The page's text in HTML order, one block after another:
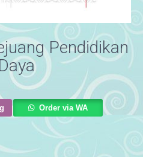
Pendidikan
Order via WA